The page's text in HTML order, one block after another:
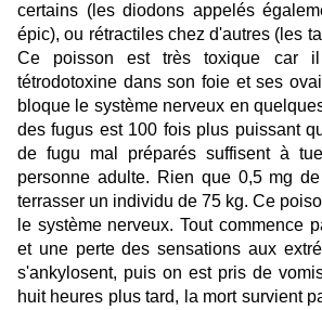
certains (les diodons appelés
épic), ou rétractiles chez d'autres (les
Ce poisson est très toxique car
tétrodotoxine dans son foie et ses
bloque le système nerveux en
des fugus est 100 fois plus puissant
de fugu mal préparés suffisent à
personne adulte. Rien que 0,5 mg
terrasser un individu de 75 kg. Ce
le système nerveux. Tout commence
et une perte des sensations aux
s'ankylosent, puis on est pris de
huit heures plus tard, la mort survient